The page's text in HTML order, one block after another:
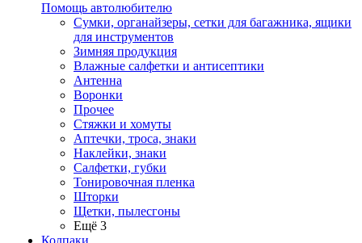
Помощь автолюбителю
Сумки, органайзеры, сетки для багажника, ящики
для инструментов
Зимняя продукция
Влажные салфетки и антисептики
Антенна
Воронки
Прочее
Стяжки и хомуты
Аптечки, троса, знаки
Наклейки, знаки
Салфетки, губки
Тонировочная пленка
Шторки
Щетки, пылесгоны
Ещё 3
Колпаки